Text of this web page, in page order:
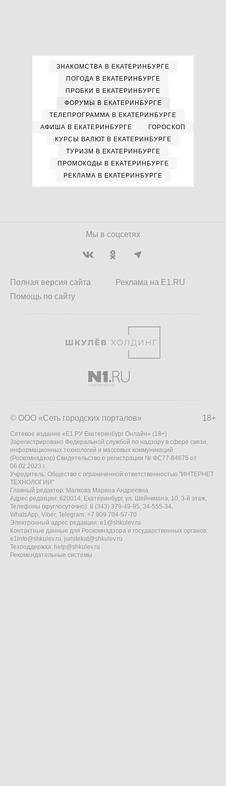
ЗНАКОМСТВА В ЕКАТЕРИНБУРГЕ
ПОГОДА В ЕКАТЕРИНБУРГЕ
ПРОБКИ В ЕКАТЕРИНБУРГЕ
ФОРУМЫ В ЕКАТЕРИНБУРГЕ
ТЕЛЕПРОГРАММА В ЕКАТЕРИНБУРГЕ
АФИША В ЕКАТЕРИНБУРГЕ
ГОРОСКОП
КУРСЫ ВАЛЮТ В ЕКАТЕРИНБУРГЕ
ТУРИЗМ В ЕКАТЕРИНБУРГЕ
ПРОМОКОДЫ В ЕКАТЕРИНБУРГЕ
РЕКЛАМА В ЕКАТЕРИНБУРГЕ
Мы в соцсетях
Полная версия сайта
Помощь по сайту
Реклама на E1.RU
18+
© ООО «Сеть городских порталов»
Сетевое издание «Е1.РУ Екатеринбург Онлайн» (18+)
Зарегистрировано Федеральной службой по надзору в сфере связи,
информационных технологий и массовых коммуникаций
(Роскомнадзор) Свидетельство о регистрации № ФС77-84675 от
06.02.2023 г.
Учредитель: Общество с ограниченной ответственностью "ИНТЕРНЕТ
ТЕХНОЛОГИИ"
Главный редактор: Малкова Марина Андреевна
Адрес редакции: 620014, Екатеринбург, ул. Шейнкмана, 10, 3-й этаж,
Телефоны (круглосуточно): 8 (343) 379-49-95, 34-555-34,
WhatsApp, Viber, Telegram: +7 909 704-57-70
Электронный адрес редакции: e1@shkulev.ru
Контактные данные для Роскомнадзора и государственных органов:
e1info@shkulev.ru, juristekat@shkulev.ru
Техподдержка: help@shkulev.ru
Рекомендательные системы